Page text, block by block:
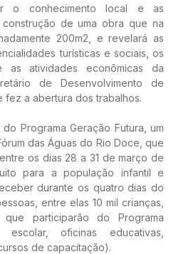
o conhecimento local e as
de uma obra que na
200m2, e revelará as
turísticas e sociais, os
as atividades econômicas da
de Desenvolvimento de
fez a abertura dos trabalhos.
Programa Geração Futura, um
das Águas do Rio Doce, que
os dias 28 a 31 de março de
para a população infantil e
durante os quatro dias do
entre elas 10 mil crianças,
participarão do Programa
oficinas educativas,
de capacitação).